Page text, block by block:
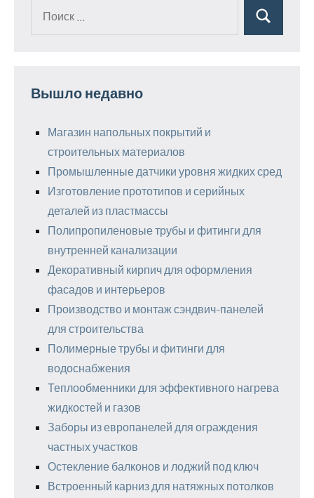
Поиск
Вышло недавно
Магазин напольных покрытий и
строительных материалов
Промышленные датчики уровня жидких сред
Изготовление прототипов и серийных
деталей из пластмассы
Полипропиленовые трубы и фитинги для
внутренней канализации
Декоративный кирпич для оформления
фасадов и интерьеров
Производство и монтаж сэндвич-панелей
для строительства
Полимерные трубы и фитинги для
водоснабжения
Теплообменники для эффективного нагрева
жидкостей и газов
Заборы из европанелей для ограждения
частных участков
Остекление балконов и лоджий под ключ
Встроенный карниз для натяжных потолков